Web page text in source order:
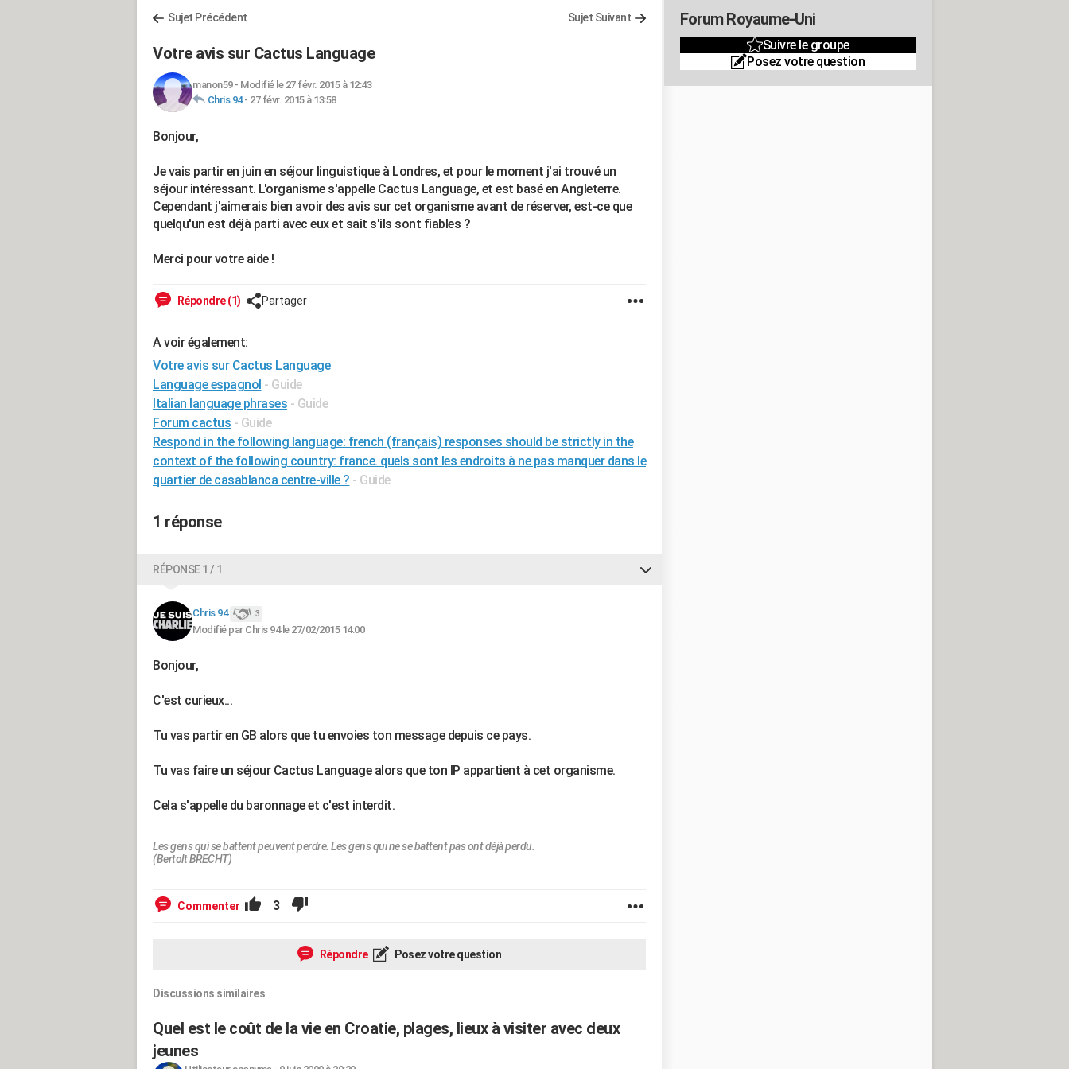
Sujet Précédent Sujet Suivant
Votre avis sur Cactus Language
manon59- Modifié le 27 févr. 2015 à 12:43
Chris 94- 27 févr. 2015 à 13:58
Bonjour,
Je vais partir en juin en séjour linguistique à Londres, et pour le moment j'ai trouvé un
séjour intéressant. L'organisme s'appelle Cactus Language, et est basé en Angleterre.
Cependant j'aimerais bien avoir des avis sur cet organisme avant de réserver, est-ce que
quelqu'un est déjà parti avec eux et sait s'ils sont fiables ?
Merci pour votre aide !
Répondre (1) Partager
A voir également:
Votre avis sur Cactus Language
Language espagnol - Guide
Italian language phrases - Guide
Forum cactus - Guide
Respond in the following language: french (français) responses should be strictly in the
context of the following country: france. quels sont les endroits à ne pas manquer dans le
quartier de casablanca centre-ville ? - Guide
1 réponse
RÉPONSE 1 / 1
Chris 94 3
Modifié par Chris 94 le 27/02/2015 14:00
Bonjour,
C'est curieux...
Tu vas partir en GB alors que tu envoies ton message depuis ce pays.
Tu vas faire un séjour Cactus Language alors que ton IP appartient à cet organisme.
Cela s'appelle du baronnage et c'est interdit.
Les gens qui se battent peuvent perdre. Les gens qui ne se battent pas ont déjà perdu.
(Bertolt BRECHT)
Commenter 3
Répondre Posez votre question
Discussions similaires
Quel est le coût de la vie en Croatie, plages, lieux à visiter avec deux
jeunes
Forum Royaume-Uni
Suivre le groupe
Posez votre question